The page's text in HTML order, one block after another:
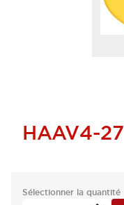
HAAV4-27
Sélectionner la quantité